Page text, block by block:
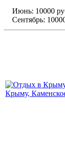
Июнь: 10000
Сентябрь: